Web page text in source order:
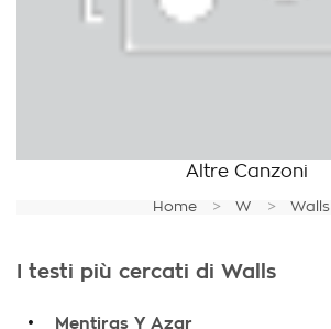
Altre Canzoni
Home W Walls
I testi più cercati di Walls
. Mentiras Y Azar